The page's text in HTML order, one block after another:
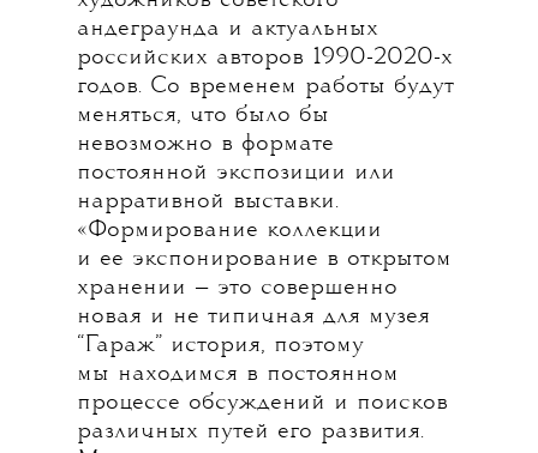
андеграунда и актуальных
российских авторов 1990-2020-х
годов. Со временем работы будут
меняться, что было бы
невозможно в формате
постоянной экспозиции или
нарративной выставки.
«Формирование коллекции
и ее экспонирование в открытом
хранении — это совершенно
новая и не типичная для музея
“Гараж” история, поэтому
мы находимся в постоянном
процессе обсуждений и поисков
различных путей его развития.